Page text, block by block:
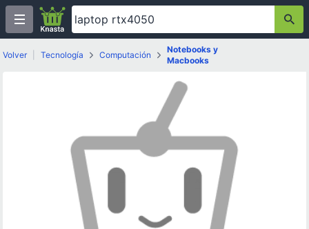
Volver Tecnología Computación
Notebooks y
Macbooks